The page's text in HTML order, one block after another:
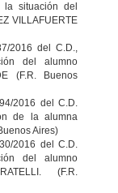
situación del
VILLAFUERTE
2016 del C.D.,
del alumno
(F.R. Buenos
2016 del C.D.
de la alumna
Aires)
2016 del C.D.
del alumno
(F.R.